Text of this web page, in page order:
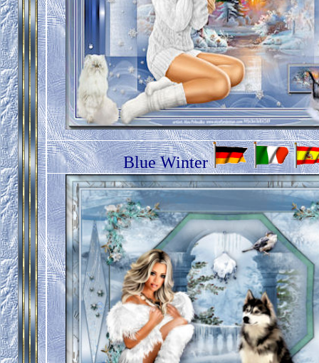
Blue Winter